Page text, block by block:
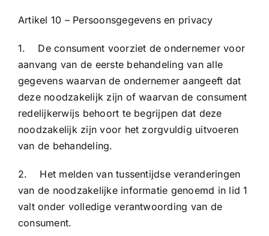
Artikel 10 – Persoonsgegevens en privacy
1. De consument voorziet de ondernemer voor
aanvang van de eerste behandeling van alle
gegevens waarvan de ondernemer aangeeft dat
deze noodzakelijk zijn of waarvan de consument
redelijkerwijs behoort te begrijpen dat deze
noodzakelijk zijn voor het zorgvuldig uitvoeren
van de behandeling.
2. Het melden van tussentijdse veranderingen
van de noodzakelijke informatie genoemd in lid 1
valt onder volledige verantwoording van de
consument.